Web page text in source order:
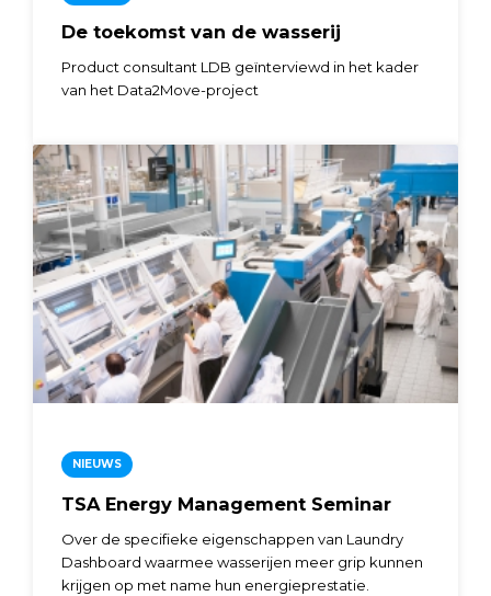
De toekomst van de wasserij
Product consultant LDB geïnterviewd in het kader
van het Data2Move-project
NIEUWS
TSA Energy Management Seminar
Over de specifieke eigenschappen van Laundry
Dashboard waarmee wasserijen meer grip kunnen
krijgen op met name hun energieprestatie.